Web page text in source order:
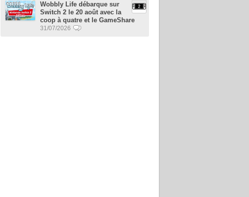
Wobbly Life débarque sur
Switch 2 le 20 août avec la
coop à quatre et le GameShare
31/07/2026